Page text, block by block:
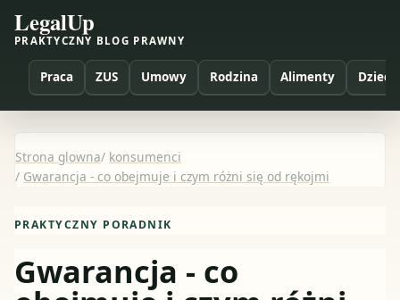
LegalUp
PRAKTYCZNY BLOG PRAWNY
Praca ZUS Umowy Rodzina Alimenty Dzieci
Strona glowna/ konsumenci
/ Gwarancja - co obejmuje i czym różni się od rękojmi
PRAKTYCZNY PORADNIK
Gwarancja - co